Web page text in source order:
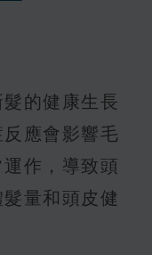
的健康生長
應會影響毛
作，導致頭
量和頭皮健